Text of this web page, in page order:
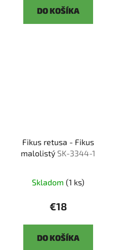
DO KOŠÍKA
Fikus retusa - Fikus
malolistý SK-3344-1
Skladom (1 ks)
€18
DO KOŠÍKA